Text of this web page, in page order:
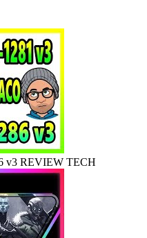
v3 REVIEW TECH